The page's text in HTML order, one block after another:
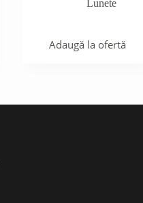
Lunete
Adaugă la ofertă